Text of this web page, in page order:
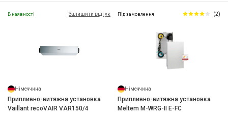
В наявності Залишити відгук
Німеччина
Припливно-витяжна установка
Vaillant recoVAIR VAR150/4
Під замовлення (2)
Німеччина
Припливно-витяжна установка
Meltem M-WRG-II E-FC